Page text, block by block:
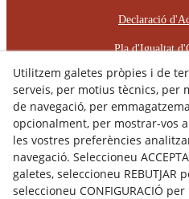
Declaració
Pla d'Igualtat
Protocol
© 08/2026 RÈCOP
ARQUITECTÒNIQUES,
Utilitzem galetes pròpies i de
serveis, per motius tècnics, per
de navegació, per
opcionalment, per mostrar-vos
les vostres preferències
navegació. Seleccioneu
galetes, seleccioneu
seleccioneu CONFIGURACIÓ